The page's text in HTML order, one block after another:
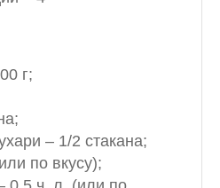
г;
– 1/2 стакана;
по вкусу);